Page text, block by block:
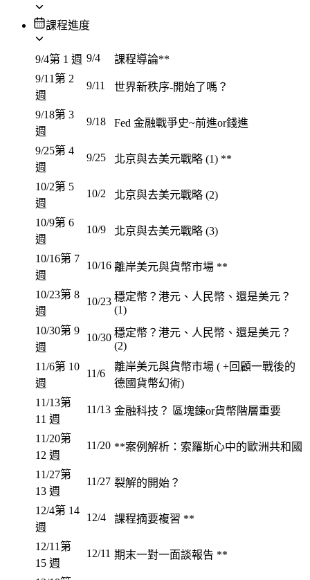
課程進度
9/4第 1 週 9/4
課程導論**
9/11第 2
週
9/11 世界新秩序-開始了嗎？
9/18第 3
週
9/18 Fed 金融戰爭史~前進or錢進
9/25第 4
週
9/25 北京與去美元戰略 (1) **
10/2第 5
週
10/2 北京與去美元戰略 (2)
10/9第 6
週
10/9 北京與去美元戰略 (3)
10/16第 7
週
10/16 離岸美元與貨幣市場 **
10/23第 8
週
10/23 穩定幣？港元、人民幣、還是美元？
(1)
10/30第 9
週
10/30 穩定幣？港元、人民幣、還是美元？
(2)
11/6第 10
週
11/6
離岸美元與貨幣市場 ( +回顧一戰後的
德國貨幣幻術)
11/13第
11 週
11/13 金融科技？ 區塊鍊or貨幣階層重要
11/20第
12 週
11/20 **案例解析：索羅斯心中的歐洲共和國
11/27第
13 週
11/27 裂解的開始？
12/4第 14
週
12/4 課程摘要複習 **
12/11第
15 週
12/11 期末一對一面談報告 **